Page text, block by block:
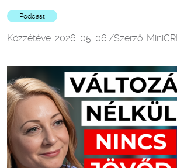
Podcast
Közzétéve: 2026. 05. 06./Szerző: